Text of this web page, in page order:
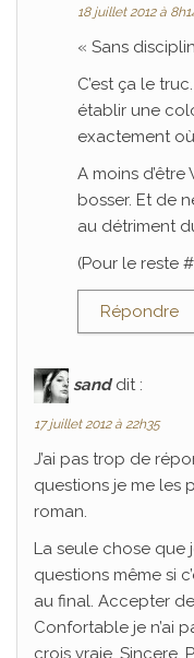
18 juillet 2012 à
« Sans
C’est ça le
établir une
exactement
A moins
bosser. Et de
au détriment
(Pour le reste
Répondre
sand dit :
17 juillet 2012 à 22h35
J’ai pas trop de
questions je me les
roman.
La seule chose que
questions même si
au final. Accepter
Confortable je n’ai
crois vraie. Sincere.